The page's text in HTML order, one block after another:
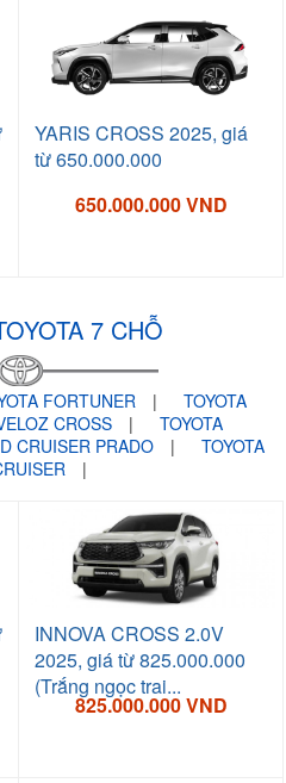
YARIS CROSS 2025, giá
từ 650.000.000
650.000.000 VND
7 CHỖ
FORTUNER |
TOYOTA
CROSS |
TOYOTA
CRUISER PRADO |
TOYOTA
|
INNOVA CROSS 2.0V
2025, giá từ 825.000.000
(Trắng ngọc trai...
825.000.000 VND